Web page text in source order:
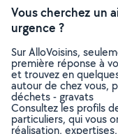
Vous cherchez un
urgence ?
Sur AlloVoisins,
première réponse à
et trouvez en
autour de chez vous,
déchets - gravats
Consultez les profils
particuliers, qui vous
réalisation,